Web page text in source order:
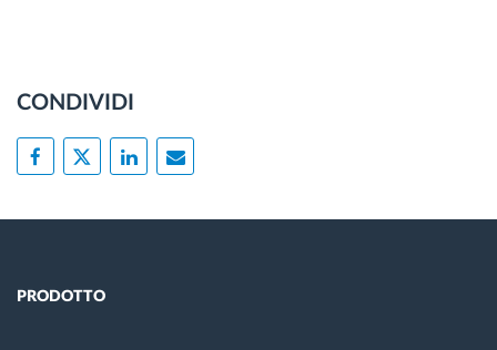
CONDIVIDI
PRODOTTO